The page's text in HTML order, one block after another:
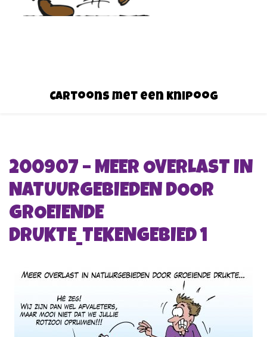
Cartoons met een knipoog
200907 – MEER OVERLAST IN
NATUURGEBIEDEN DOOR
GROEIENDE
DRUKTE_TEKENGEBIED 1